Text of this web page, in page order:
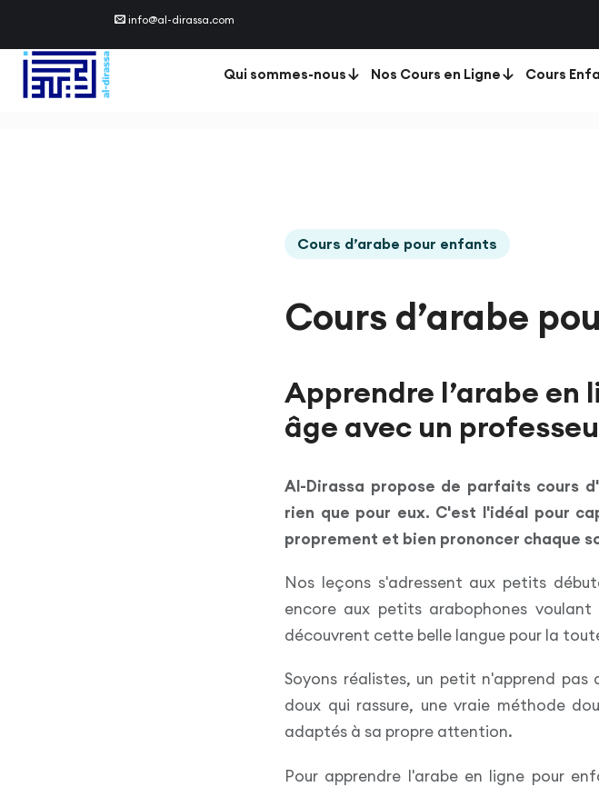
info@al-dirassa.com
Qui sommes-nous Nos Cours en Ligne Cours
Cours d’arabe pour enfants
Cours d’arabe
Apprendre l’arabe en
âge avec un
Al-Dirassa propose de parfaits cours
rien que pour eux. C'est l'idéal pour
proprement et bien prononcer chaque
Nos leçons s'adressent aux petits
encore aux petits arabophones
découvrent cette belle langue pour la
Soyons réalistes, un petit n'apprend
doux qui rassure, une vraie méthode
adaptés à sa propre attention.
Pour apprendre l'arabe en ligne pour